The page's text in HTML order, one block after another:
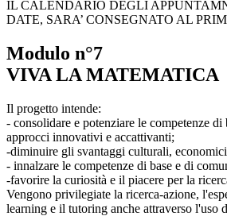
IL CALENDARIO DEGLI
DATE, SARA’ CONSEGNATO AL
Modulo n°7
VIVA LA MATEMATICA
Il progetto intende:
- consolidare e potenziare le competenze
approcci innovativi e accattivanti;
-diminuire gli svantaggi culturali,
- innalzare le competenze di base e di
-favorire la curiosità e il piacere per la
Vengono privilegiate la ricerca-azione,
learning e il tutoring anche attraverso l'uso